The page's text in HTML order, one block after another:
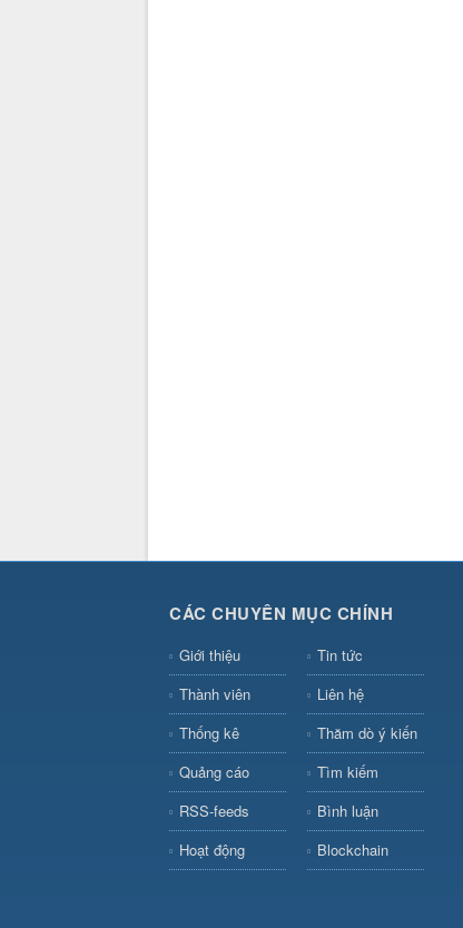
CÁC CHUYÊN MỤC CHÍNH
Giới thiệu
Tin tức
Thành viên
Liên hệ
Thống kê
Thăm dò ý kiến
Quảng cáo
Tìm kiếm
RSS-feeds
Bình luận
Hoạt động
Blockchain